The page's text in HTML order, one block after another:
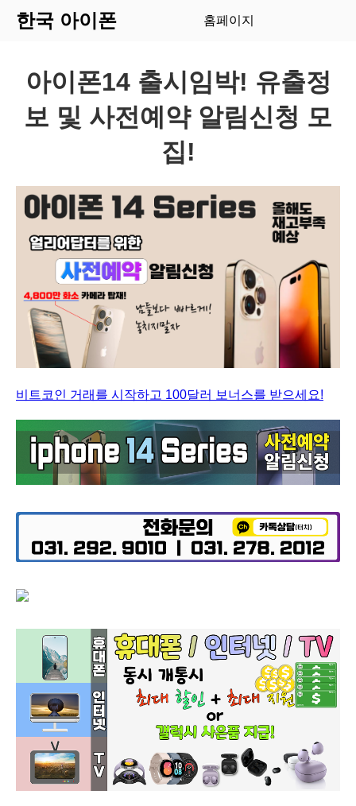
한국 아이폰 홈페이지
아이폰14 출시임박! 유출정
보 및 사전예약 알림신청 모
집!
비트코인 거래를 시작하고 100달러 보너스를 받으세요!